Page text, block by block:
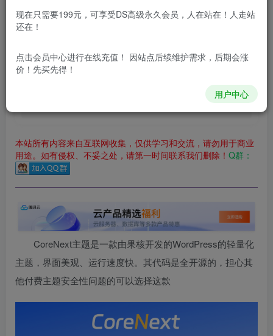
您当前未登录！建议登陆后购买，可保存购买订单
本站付费资源为网络虚拟产品，由于网络资源具有极快的可复制性，
RMB下载，积分下
积分只需签到就可以获
本站所有内容来自互联网收集，仅供学习和交流，请勿用于商业
用途。如有侵权、不妥之处，请第一时间联系我们删除！ Q群：
CoreNext主题是一款由果核开发的WordPress的轻量化
主题，界面美观、运行速度快。其代码是全开源的，担心其
他付费主题安全性问题的可以选择这款
现在只需要199元，可享受DS高级永久会员，人在站在！人走站
还在！
点击会员中心进行在线充值！ 因站点后续维护需求，后期会涨
价！先买先得！
用户中心